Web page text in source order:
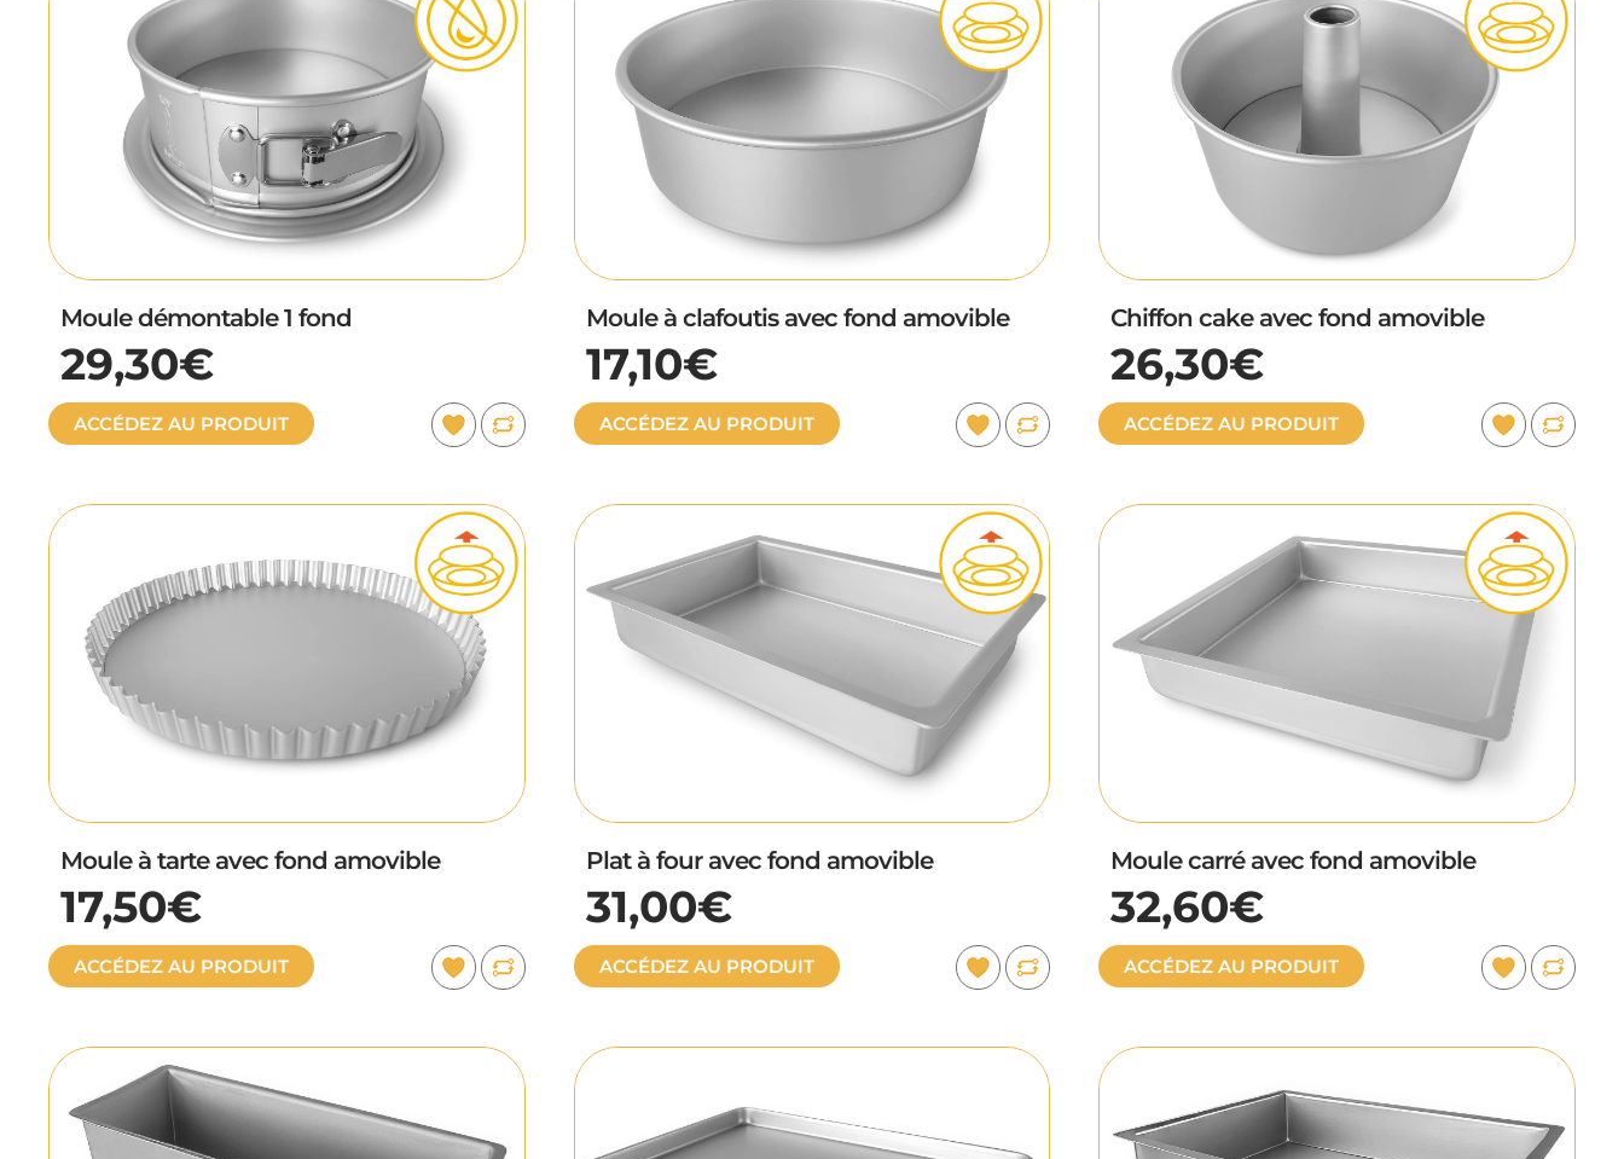
Moule démontable 1 fond
29,30€
ACCÉDEZ AU PRODUIT
Moule à clafoutis avec fond amovible
17,10€
ACCÉDEZ AU PRODUIT
Chiffon cake avec fond amovible
26,30€
ACCÉDEZ AU PRODUIT
Moule à tarte avec fond amovible
17,50€
ACCÉDEZ AU PRODUIT
Plat à four avec fond amovible
31,00€
ACCÉDEZ AU PRODUIT
Moule carré avec fond amovible
32,60€
ACCÉDEZ AU PRODUIT